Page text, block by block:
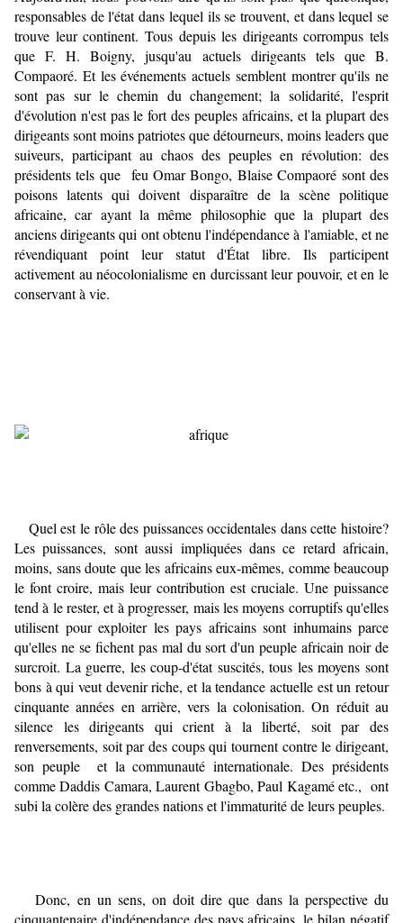
responsables de l'état dans lequel ils se trouvent, et dans lequel se
trouve leur continent. Tous depuis les dirigeants corrompus tels
que F. H. Boigny, jusqu'au actuels dirigeants tels que B.
Compaoré. Et les événements actuels semblent montrer qu'ils ne
sont pas sur le chemin du changement; la solidarité, l'esprit
d'évolution n'est pas le fort des peuples africains, et la plupart des
dirigeants sont moins patriotes que détourneurs, moins leaders que
suiveurs, participant au chaos des peuples en révolution: des
présidents tels que feu Omar Bongo, Blaise Compaoré sont des
poisons latents qui doivent disparaître de la scène politique
africaine, car ayant la même philosophie que la plupart des
anciens dirigeants qui ont obtenu l'indépendance à l'amiable, et ne
révendiquant point leur statut d'État libre. Ils participent
activement au néocolonialisme en durcissant leur pouvoir, et en le
conservant à vie.
Quel est le rôle des puissances occidentales dans cette histoire?
Les puissances, sont aussi impliquées dans ce retard africain,
moins, sans doute que les africains eux-mêmes, comme beaucoup
le font croire, mais leur contribution est cruciale. Une puissance
tend à le rester, et à progresser, mais les moyens corruptifs qu'elles
utilisent pour exploiter les pays africains sont inhumains parce
qu'elles ne se fichent pas mal du sort d'un peuple africain noir de
surcroit. La guerre, les coup-d'état suscités, tous les moyens sont
bons à qui veut devenir riche, et la tendance actuelle est un retour
cinquante années en arrière, vers la colonisation. On réduit au
silence les dirigeants qui crient à la liberté, soit par des
renversements, soit par des coups qui tournent contre le dirigeant,
son peuple et la communauté internationale. Des présidents
comme Daddis Camara, Laurent Gbagbo, Paul Kagamé etc., ont
subi la colère des grandes nations et l'immaturité de leurs peuples.
Donc, en un sens, on doit dire que dans la perspective du
cinquantenaire d'indépendance des pays africains, le bilan négatif